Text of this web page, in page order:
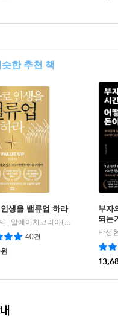
한 추천 책
생을 밸류업 하라
| 알에이치코리아(RHK)
40건
원
부자
되는
박성